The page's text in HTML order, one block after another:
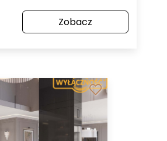
Zobacz